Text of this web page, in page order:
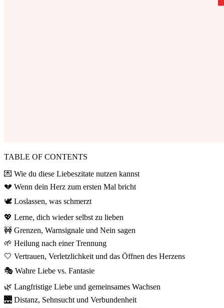
TABLE OF CONTENTS
💌 Wie du diese Liebeszitate nutzen kannst
💔 Wenn dein Herz zum ersten Mal bricht
🕊️ Loslassen, was schmerzt
💖 Lerne, dich wieder selbst zu lieben
🚧 Grenzen, Warnsignale und Nein sagen
🌱 Heilung nach einer Trennung
🤍 Vertrauen, Verletzlichkeit und das Öffnen des Herzens
🎭 Wahre Liebe vs. Fantasie
🌿 Langfristige Liebe und gemeinsames Wachsen
🌉 Distanz, Sehnsucht und Verbundenheit